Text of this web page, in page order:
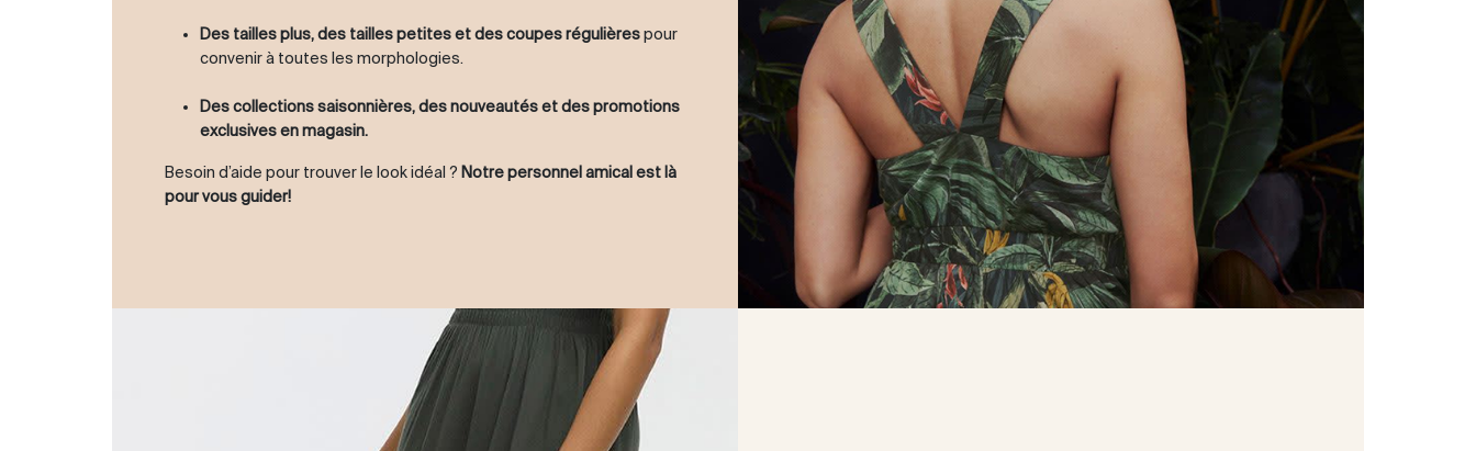
Des tailles plus, des tailles petites et des coupes régulièrespour
convenir à toutes les morphologies.
Des collections saisonnières, des nouveautés et des promotions
exclusives en magasin.
Besoin d’aide pour trouver le look idéal ? Notre personnel amical est là
pour vous guider!